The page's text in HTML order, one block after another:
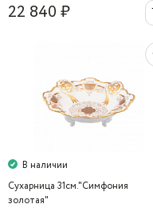
22 840 ₽
В наличии
Сухарница 31см."Симфония
золотая"